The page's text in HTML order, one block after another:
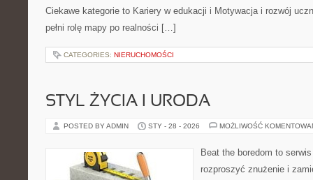
Ciekawe kategorie to Kariery w edukacji i Motywacja i rozwój
pełni rolę mapy po realności […]
CATEGORIES: NIERUCHOMOŚCI
STYL ŻYCIA I URODA
POSTED BY ADMIN STY - 28 - 2026 MOŻLIWOŚĆ
Beat the boredom to
rozproszyć znużenie i